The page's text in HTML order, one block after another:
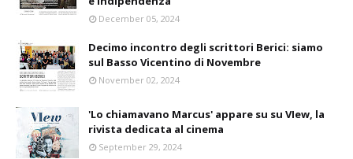
December 05, 2024
Decimo incontro degli scrittori Berici: siamo
sul Basso Vicentino di Novembre
November 02, 2024
'Lo chiamavano Marcus' appare su su VIew, la
rivista dedicata al cinema
September 29, 2024